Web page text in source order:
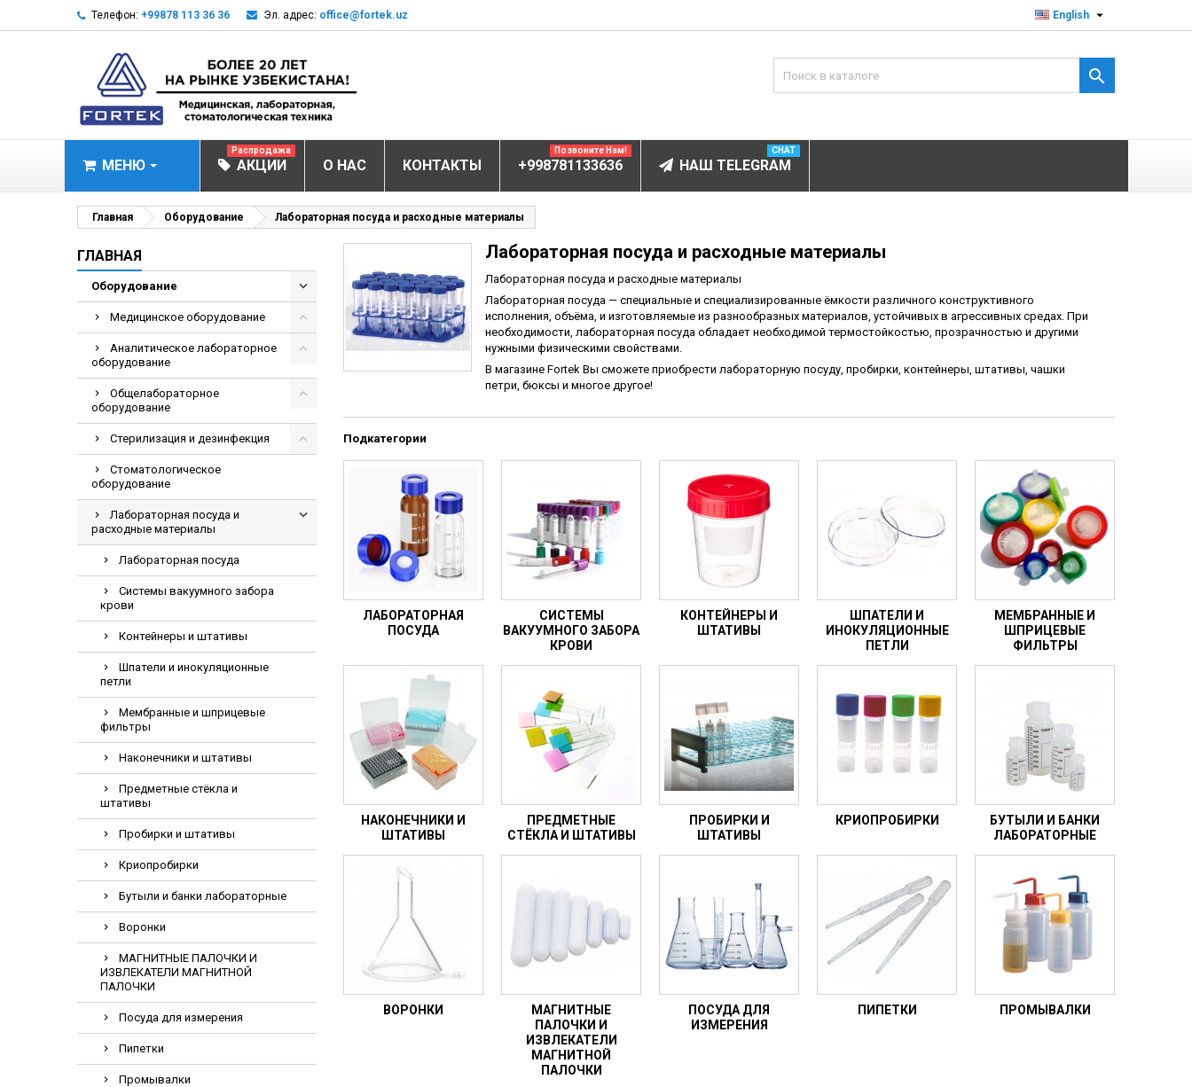
Телефон: +99878 113 36 36 Эл. адрес: office@fortek.uz English 

МЕНЮ
МЕДИЦИНСКОЕ ОБОРУДОВАНИЕ
Анализатор иммунофлюоресцентный
Анализаторы иммунохемилюминесцентные (ИХЛА)
Анализаторы мочи
Видеокольпоскопы
Гематологические анализаторы
Дефибрилляторы
Инкубаторы для новорожденных
ИФА-анализаторы и вошеры
Коагулометрия
ЛОР-Комбайны
Насосы шприцевые и инфузионные
ПЦР анализаторы
Рентгеновские аппараты
Тракционные кровати
УЗИ аппараты
Электрокардиографы
Электроэнцефалографы
Электрохирургические коагуляторы
АКЦИИ
Распродажа
О НАС КОНТАКТЫ +998781133636
Позвоните Нам!
НАШ TELEGRAM
CHAT
Главная Оборудование Лабораторная посуда и расходные материалы
ГЛАВНАЯ
Оборудование
Медицинское оборудование
Аналитическое лабораторное
оборудование
Общелабораторное
оборудование
Стерилизация и дезинфекция
Стоматологическое
оборудование
Лабораторная посуда и
расходные материалы
Лабораторная посуда
Системы вакуумного забора
крови
Контейнеры и штативы
Шпатели и инокуляционные
петли
Мембранные и шприцевые
фильтры
Наконечники и штативы
Предметные стёкла и
штативы
Пробирки и штативы
Криопробирки
Бутыли и банки лабораторные
Воронки
МАГНИТНЫЕ ПАЛОЧКИ И
ИЗВЛЕКАТЕЛИ МАГНИТНОЙ
ПАЛОЧКИ
Посуда для измерения
Пипетки
Промывалки
Лабораторная посуда и расходные материалы
Лабораторная посуда и расходные материалы
Лабораторная посуда — специальные и специализированные ёмкости различного конструктивного
исполнения, объёма, и изготовляемые из разнообразных материалов, устойчивых в агрессивных средах. При
необходимости, лабораторная посуда обладает необходимой термостойкостью, прозрачностью и другими
нужными физическими свойствами.
В магазине Fortek Вы сможете приобрести лабораторную посуду, пробирки, контейнеры, штативы, чашки
петри, бюксы и многое другое!
Подкатегории
ЛАБОРАТОРНАЯ
ПОСУДА
СИСТЕМЫ
ВАКУУМНОГО ЗАБОРА
КРОВИ
КОНТЕЙНЕРЫ И
ШТАТИВЫ
ШПАТЕЛИ И
ИНОКУЛЯЦИОННЫЕ
ПЕТЛИ
МЕМБРАННЫЕ И
ШПРИЦЕВЫЕ
ФИЛЬТРЫ
НАКОНЕЧНИКИ И
ШТАТИВЫ
ПРЕДМЕТНЫЕ
СТЁКЛА И ШТАТИВЫ
ПРОБИРКИ И
ШТАТИВЫ
КРИОПРОБИРКИ
БУТЫЛИ И БАНКИ
ЛАБОРАТОРНЫЕ
ВОРОНКИ
МАГНИТНЫЕ
ПАЛОЧКИ И
ИЗВЛЕКАТЕЛИ
МАГНИТНОЙ
ПАЛОЧКИ
ПОСУДА ДЛЯ
ИЗМЕРЕНИЯ
ПИПЕТКИ ПРОМЫВАЛКИ